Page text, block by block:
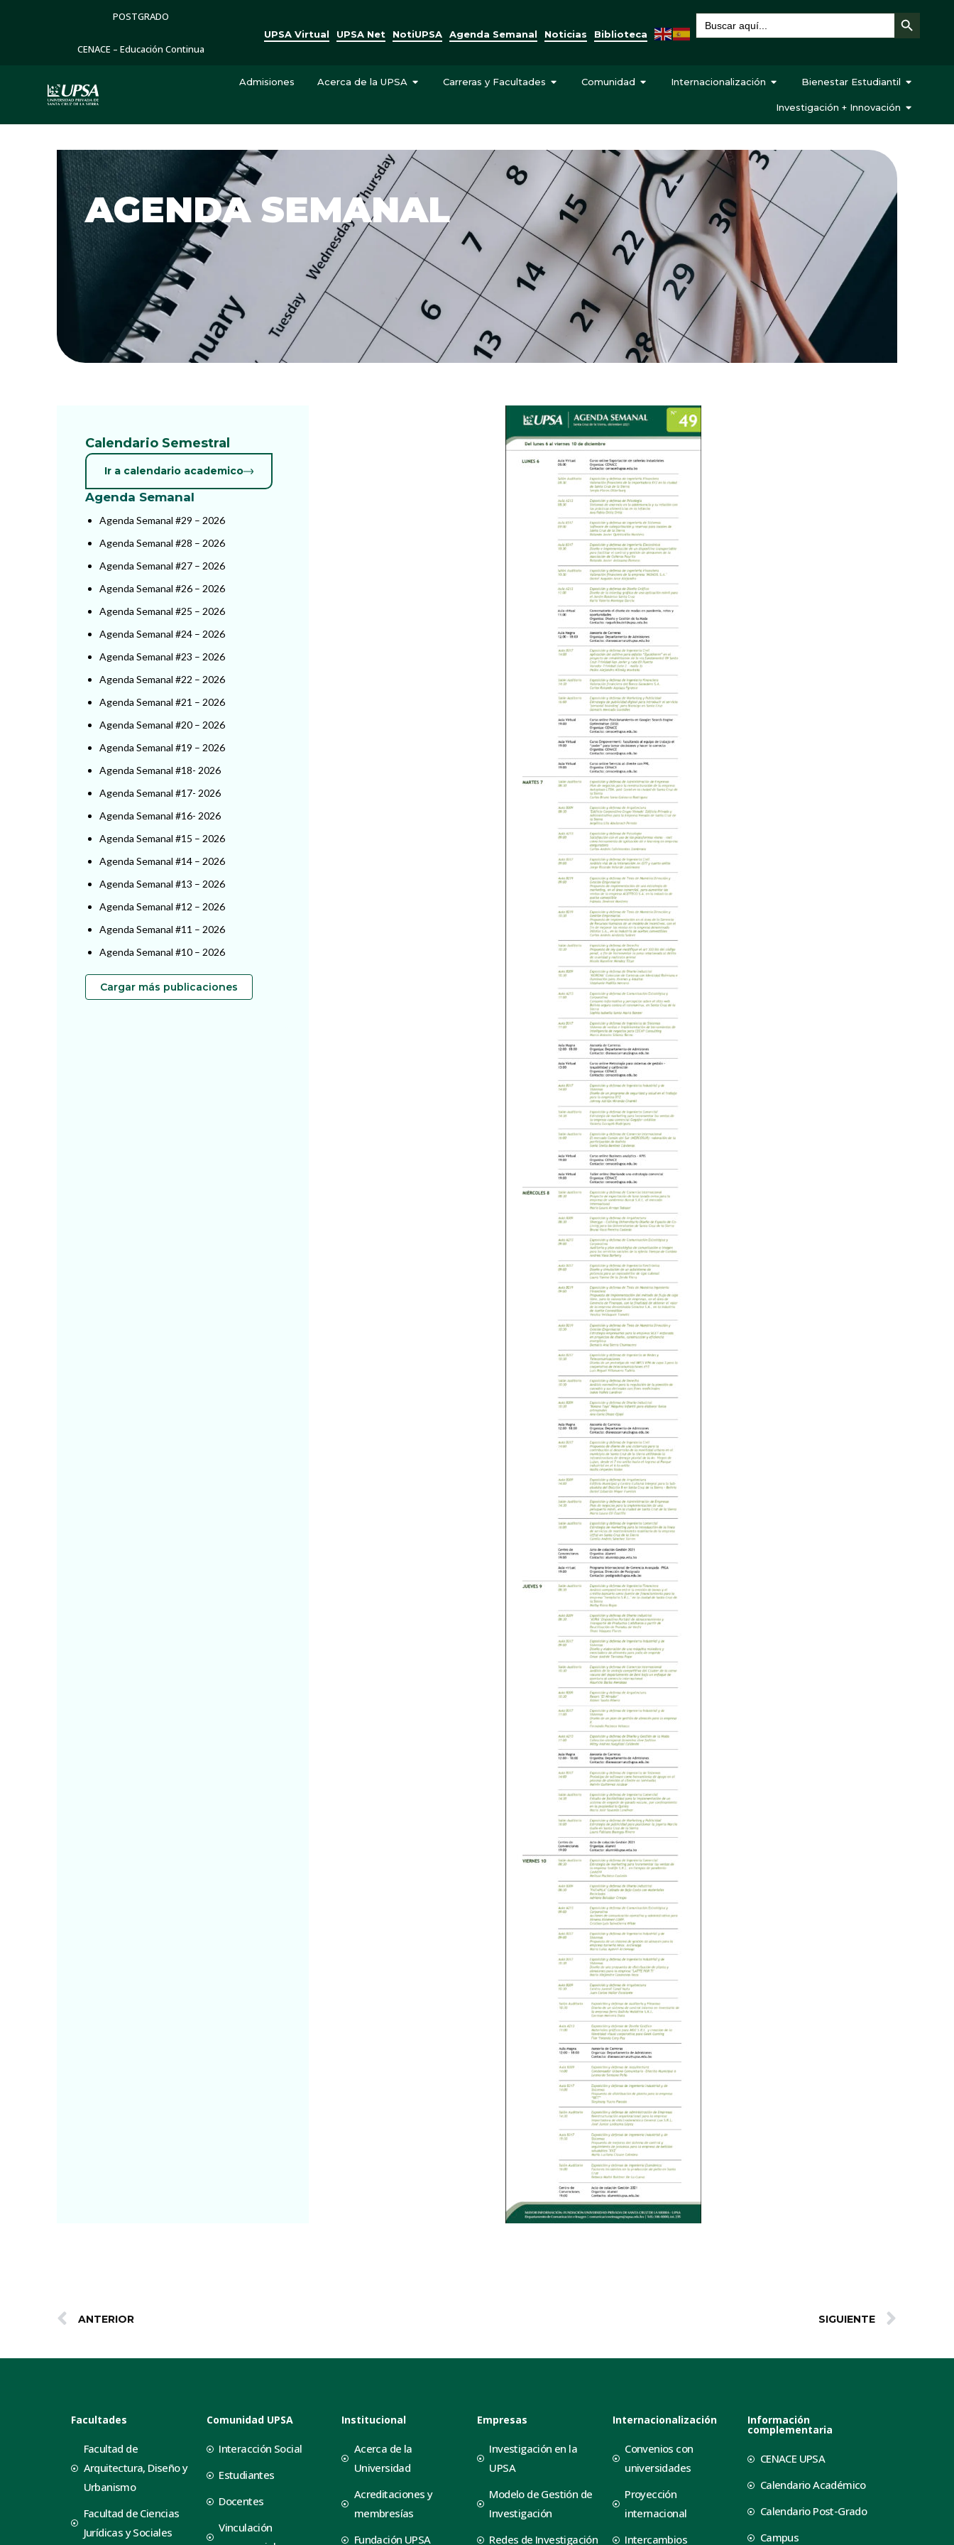
POSTGRADO
CENACE – Educación Continua
UPSA Virtual UPSA Net NotiUPSA Agenda Semanal Noticias Biblioteca
Buscar: Botón de búsqueda
Admisiones Acerca de la UPSA Carreras y Facultades Comunidad Internacionalización Bienestar Estudiantil
Investigación + Innovación
AGENDA SEMANAL
Calendario Semestral
Ir a calendario academico
Agenda Semanal
Agenda Semanal #29 – 2026
Agenda Semanal #28 – 2026
Agenda Semanal #27 – 2026
Agenda Semanal #26 – 2026
Agenda Semanal #25 – 2026
Agenda Semanal #24 – 2026
Agenda Semanal #23 – 2026
Agenda Semanal #22 – 2026
Agenda Semanal #21 – 2026
Agenda Semanal #20 – 2026
Agenda Semanal #19 – 2026
Agenda Semanal #18- 2026
Agenda Semanal #17- 2026
Agenda Semanal #16- 2026
Agenda Semanal #15 – 2026
Agenda Semanal #14 – 2026
Agenda Semanal #13 – 2026
Agenda Semanal #12 – 2026
Agenda Semanal #11 – 2026
Agenda Semanal #10 – 2026
Cargar más publicaciones
ANTERIOR SIGUIENTE
Facultades
Facultad de
Arquitectura, Diseño y
Urbanismo
Facultad de Ciencias
Jurídicas y Sociales
Comunidad UPSA
Interacción Social
Estudiantes
Docentes
Vinculación
Institucional
Acerca de la
Universidad
Acreditaciones y
membresías
Fundación UPSA
Empresas
Investigación en la
UPSA
Modelo de Gestión de
Investigación
Redes de Investigación
Internacionalización
Convenios con
universidades
Proyección
internacional
Intercambios
Información
complementaria
CENACE UPSA
Calendario Académico
Calendario Post-Grado
Campus